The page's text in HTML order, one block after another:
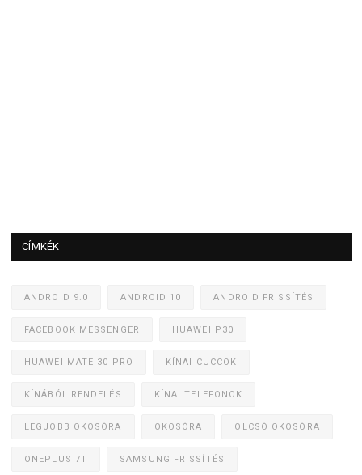
CÍMKÉK
ANDROID 9.0 ANDROID 10 ANDROID FRISSÍTÉS
FACEBOOK MESSENGER HUAWEI P30
HUAWEI MATE 30 PRO KÍNAI CUCCOK
KÍNÁBÓL RENDELÉS KÍNAI TELEFONOK
LEGJOBB OKOSÓRA OKOSÓRA OLCSÓ OKOSÓRA
ONEPLUS 7T SAMSUNG FRISSÍTÉS